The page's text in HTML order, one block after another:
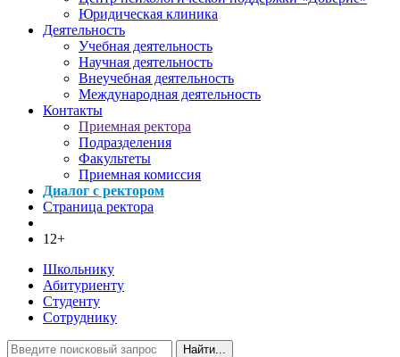
Юридическая клиника
Деятельность
Учебная деятельность
Научная деятельность
Внеучебная деятельность
Международная деятельность
Контакты
Приемная ректора
Подразделения
Факультеты
Приемная комиссия
Диалог с ректором
Страница ректора
12+
Школьнику
Абитуриенту
Студенту
Сотруднику
Найти...